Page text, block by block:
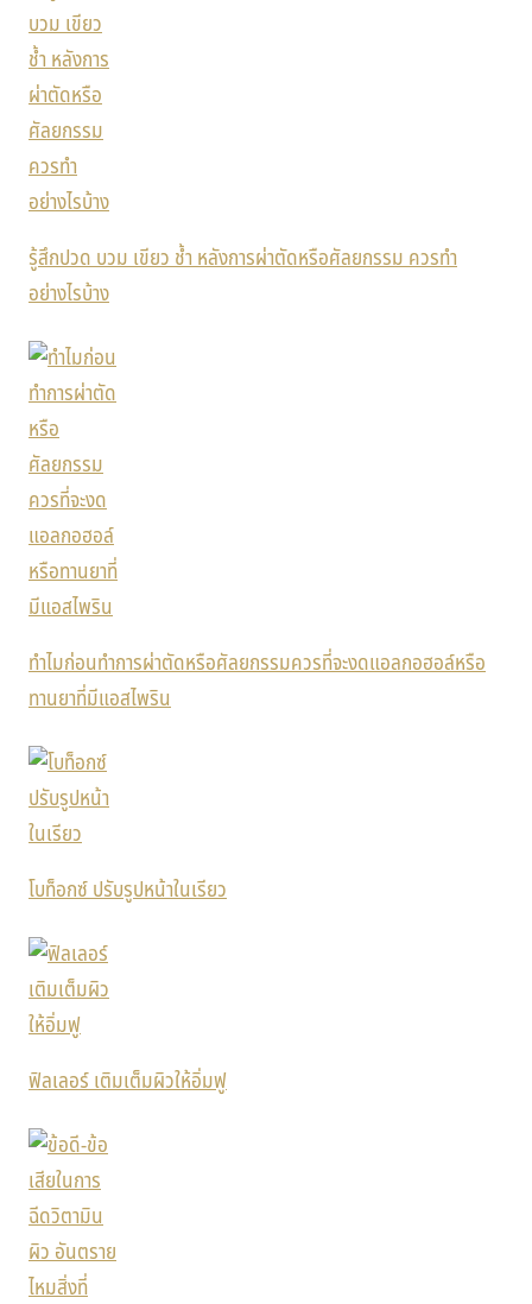
รู้สึกปวด บวม เขียว ช้ำ หลังการผ่าตัดหรือศัลยกรรม ควรทำ
อย่างไรบ้าง
ทำไมก่อนทำการผ่าตัดหรือศัลยกรรมควรที่จะงดแอลกอฮอล์หรือ
ทานยาที่มีแอสไพริน
โบท็อกซ์ ปรับรูปหน้าในเรียว
ฟิลเลอร์ เติมเต็มผิวให้อิ่มฟู